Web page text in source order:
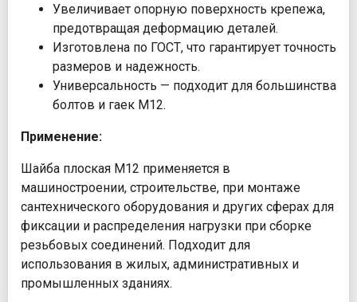
Увеличивает опорную поверхность крепежа,
предотвращая деформацию деталей.
Изготовлена по ГОСТ, что гарантирует точность
размеров и надежность.
Универсальность — подходит для большинства
болтов и гаек М12.
Применение:
Шайба плоская М12 применяется в
машиностроении, строительстве, при монтаже
сантехнического оборудования и других сферах для
фиксации и распределения нагрузки при сборке
резьбовых соединений. Подходит для
использования в жилых, административных и
промышленных зданиях.